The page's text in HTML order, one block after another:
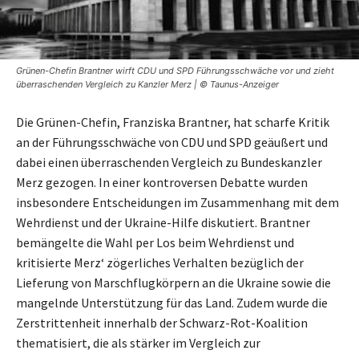
Grünen-Chefin Brantner wirft CDU und SPD Führungsschwäche vor und zieht
überraschenden Vergleich zu Kanzler Merz | © Taunus-Anzeiger
Die Grünen-Chefin, Franziska Brantner, hat scharfe Kritik
an der Führungsschwäche von CDU und SPD geäußert und
dabei einen überraschenden Vergleich zu Bundeskanzler
Merz gezogen. In einer kontroversen Debatte wurden
insbesondere Entscheidungen im Zusammenhang mit dem
Wehrdienst und der Ukraine-Hilfe diskutiert. Brantner
bemängelte die Wahl per Los beim Wehrdienst und
kritisierte Merz‘ zögerliches Verhalten bezüglich der
Lieferung von Marschflugkörpern an die Ukraine sowie die
mangelnde Unterstützung für das Land. Zudem wurde die
Zerstrittenheit innerhalb der Schwarz-Rot-Koalition
thematisiert, die als stärker im Vergleich zur